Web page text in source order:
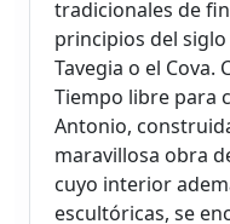
tradicionales de
principios del siglo
Tavegia o el Cova.
Tiempo libre para
Antonio,
maravillosa obra
cuyo interior
escultóricas, se